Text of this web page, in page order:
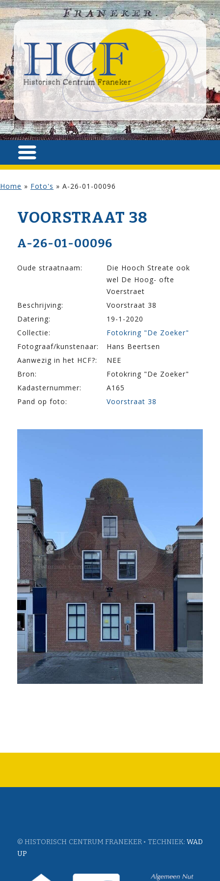
Home » Foto's » A-26-01-00096
VOOR­STRAAT 38
A-26-01-00096
Oude straatnaam:
Die Hooch Streate ook
wel De Hoog- ofte
Voerstraet
Beschrijving:
Voorstraat 38
Datering:
19-1-2020
Collectie:
Fotokring "De Zoeker"
Fotograaf/kunstenaar:
Hans Beertsen
Aanwezig in het HCF?:
NEE
Bron:
Fotokring "De Zoeker"
Kadasternummer:
A165
Pand op foto:
Voorstraat 38
© HISTORISCH CENTRUM FRANEKER • TECHNIEK: WAD
UP